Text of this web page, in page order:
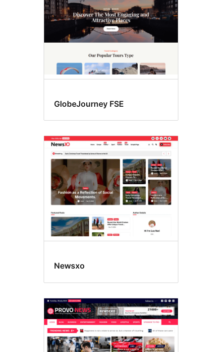
GlobeJourney FSE
Newsxo